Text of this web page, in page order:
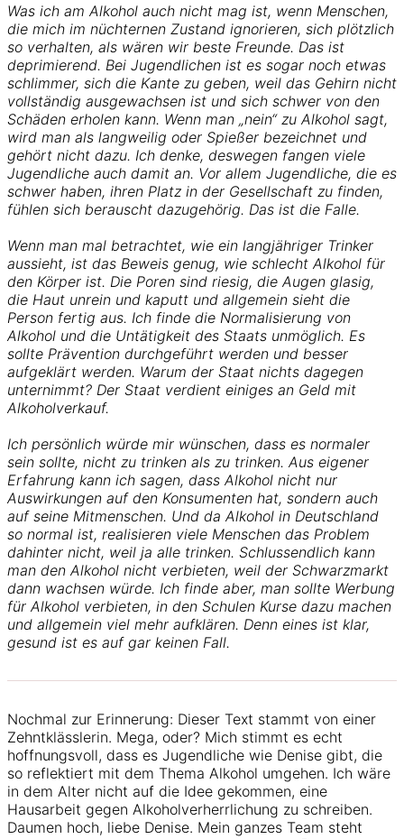
Was ich am Alkohol auch nicht mag ist, wenn Menschen,
die mich im nüchternen Zustand ignorieren, sich plötzlich
so verhalten, als wären wir beste Freunde. Das ist
deprimierend. Bei Jugendlichen ist es sogar noch etwas
schlimmer, sich die Kante zu geben, weil das Gehirn nicht
vollständig ausgewachsen ist und sich schwer von den
Schäden erholen kann. Wenn man „nein“ zu Alkohol sagt,
wird man als langweilig oder Spießer bezeichnet und
gehört nicht dazu. Ich denke, deswegen fangen viele
Jugendliche auch damit an. Vor allem Jugendliche, die es
schwer haben, ihren Platz in der Gesellschaft zu finden,
fühlen sich berauscht dazugehörig. Das ist die Falle.
Wenn man mal betrachtet, wie ein langjähriger Trinker
aussieht, ist das Beweis genug, wie schlecht Alkohol für
den Körper ist. Die Poren sind riesig, die Augen glasig,
die Haut unrein und kaputt und allgemein sieht die
Person fertig aus. Ich finde die Normalisierung von
Alkohol und die Untätigkeit des Staats unmöglich. Es
sollte Prävention durchgeführt werden und besser
aufgeklärt werden. Warum der Staat nichts dagegen
unternimmt? Der Staat verdient einiges an Geld mit
Alkoholverkauf.
Ich persönlich würde mir wünschen, dass es normaler
sein sollte, nicht zu trinken als zu trinken. Aus eigener
Erfahrung kann ich sagen, dass Alkohol nicht nur
Auswirkungen auf den Konsumenten hat, sondern auch
auf seine Mitmenschen. Und da Alkohol in Deutschland
so normal ist, realisieren viele Menschen das Problem
dahinter nicht, weil ja alle trinken. Schlussendlich kann
man den Alkohol nicht verbieten, weil der Schwarzmarkt
dann wachsen würde. Ich finde aber, man sollte Werbung
für Alkohol verbieten, in den Schulen Kurse dazu machen
und allgemein viel mehr aufklären. Denn eines ist klar,
gesund ist es auf gar keinen Fall.
Nochmal zur Erinnerung: Dieser Text stammt von einer
Zehntklässlerin. Mega, oder? Mich stimmt es echt
hoffnungsvoll, dass es Jugendliche wie Denise gibt, die
so reflektiert mit dem Thema Alkohol umgehen. Ich wäre
in dem Alter nicht auf die Idee gekommen, eine
Hausarbeit gegen Alkoholverherrlichung zu schreiben.
Daumen hoch, liebe Denise. Mein ganzes Team steht